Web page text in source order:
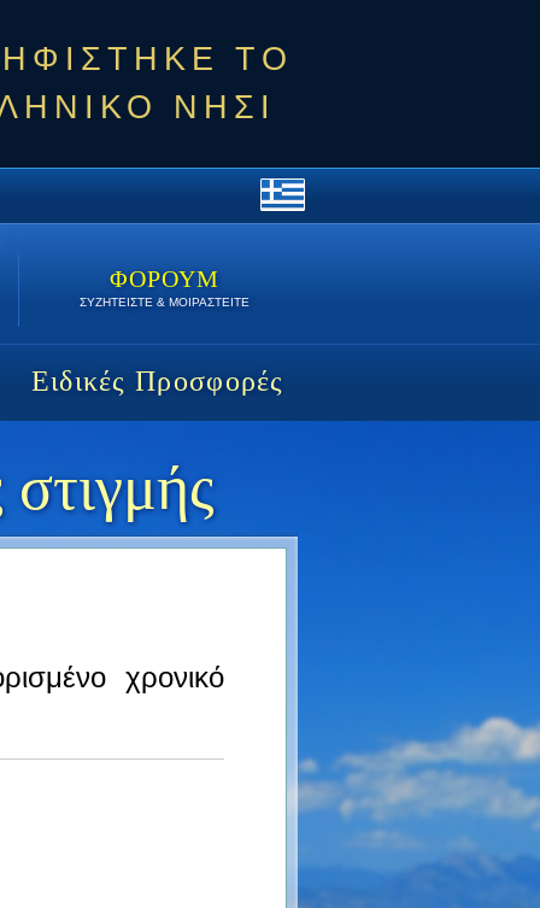
ΤΟ
ΝΗΣΙ
ΦΟΡΟΥΜ
ΣΥΖΗΤΕΙΣΤΕ & ΜΟΙΡΑΣΤΕΙΤΕ
Ειδικές Προσφορές
χρονικό